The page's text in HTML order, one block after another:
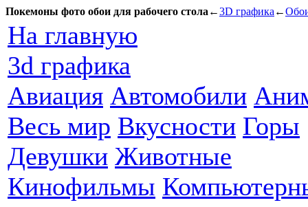
Покемоны фото обои для рабочего стола ←3D графика ←
На главную
3d графика
Авиация Автомобили
Весь мир Вкусности Горы
Девушки Животные
Кинофильмы